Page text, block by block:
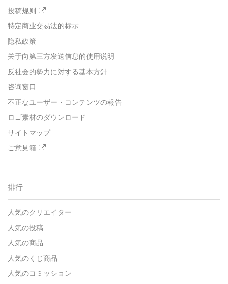
投稿规则
特定商业交易法的标示
隐私政策
关于向第三方发送信息的使用说明
反社会的勢力に対する基本方針
咨询窗口
不正なユーザー・コンテンツの報告
ロゴ素材のダウンロード
サイトマップ
ご意見箱
排行
人気のクリエイター
人気の投稿
人気の商品
人気のくじ商品
人気のコミッション